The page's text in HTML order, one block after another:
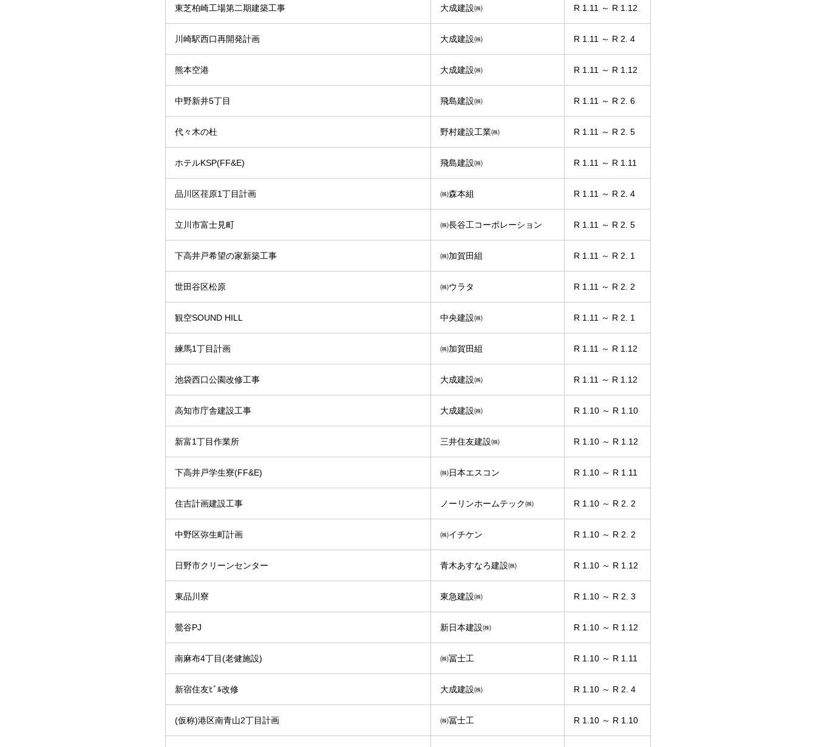
東芝柏崎工場第二期建築工事 大成建設㈱ R 1.11 ～ R 1.12
川崎駅西口再開発計画 大成建設㈱ R 1.11 ～ R 2. 4
熊本空港 大成建設㈱ R 1.11 ～ R 1.12
中野新井5丁目 飛島建設㈱ R 1.11 ～ R 2. 6
代々木の杜 野村建設工業㈱ R 1.11 ～ R 2. 5
ホテルKSP(FF&E) 飛島建設㈱ R 1.11 ～ R 1.11
品川区荏原1丁目計画 ㈱森本組 R 1.11 ～ R 2. 4
立川市富士見町 ㈱長谷工コーポレーション R 1.11 ～ R 2. 5
下高井戸希望の家新築工事 ㈱加賀田組 R 1.11 ～ R 2. 1
世田谷区松原 ㈱ウラタ R 1.11 ～ R 2. 2
観空SOUND HILL 中央建設㈱ R 1.11 ～ R 2. 1
練馬1丁目計画 ㈱加賀田組 R 1.11 ～ R 1.12
池袋西口公園改修工事 大成建設㈱ R 1.11 ～ R 1.12
高知市庁舎建設工事 大成建設㈱ R 1.10 ～ R 1.10
新富1丁目作業所 三井住友建設㈱ R 1.10 ～ R 1.12
下高井戸学生寮(FF&E) ㈱日本エスコン R 1.10 ～ R 1.11
住吉計画建設工事 ノーリンホームテック㈱ R 1.10 ～ R 2. 2
中野区弥生町計画 ㈱イチケン R 1.10 ～ R 2. 2
日野市クリーンセンター 青木あすなろ建設㈱ R 1.10 ～ R 1.12
東品川寮 東急建設㈱ R 1.10 ～ R 2. 3
鶯谷PJ 新日本建設㈱ R 1.10 ～ R 1.12
南麻布4丁目(老健施設) ㈱冨士工 R 1.10 ～ R 1.11
新宿住友ﾋﾞﾙ改修 大成建設㈱ R 1.10 ～ R 2. 4
(仮称)港区南青山2丁目計画 ㈱冨士工 R 1.10 ～ R 1.10